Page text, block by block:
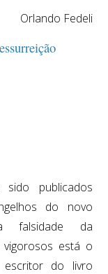
Orlando Fedeli
publicados
do novo
falsidade da
vigorosos está o
escritor do livro